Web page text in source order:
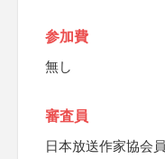
参加費
無し
審査員
日本放送作家協会